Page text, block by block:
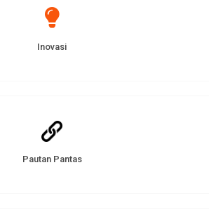
Inovasi
Pautan Pantas